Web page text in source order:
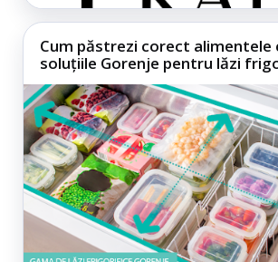
Cum păstrezi corect alimentele
soluțiile Gorenje pentru lăzi